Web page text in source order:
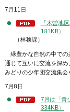
7月11日
「木曽地
181KB）
（林務課）
緑豊かな自然の中での
通じて互いに交流を深
みどりの少年団交流集会
7月8日
7月は「青
334KB）